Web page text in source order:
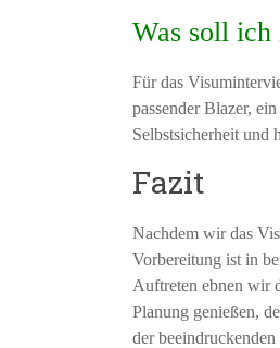
Was soll ich
Für das
passender Blazer,
Selbstsicherheit und
Fazit
Nachdem wir das
Vorbereitung ist in
Auftreten ebnen wir
Planung genießen,
der